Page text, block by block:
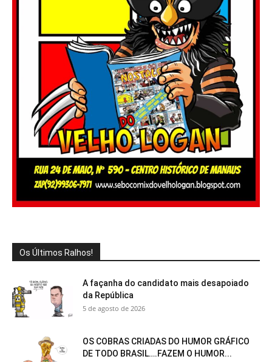
Os Últimos Ralhos!
A façanha do candidato mais desapoiado
da República
5 de agosto de 2026
OS COBRAS CRIADAS DO HUMOR GRÁFICO
DE TODO BRASIL….FAZEM O HUMOR...